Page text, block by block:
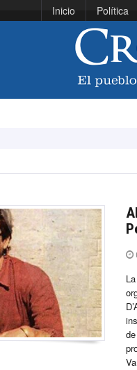
Inicio Política